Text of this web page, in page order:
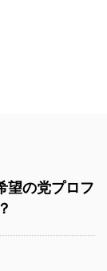
望の党プロフ